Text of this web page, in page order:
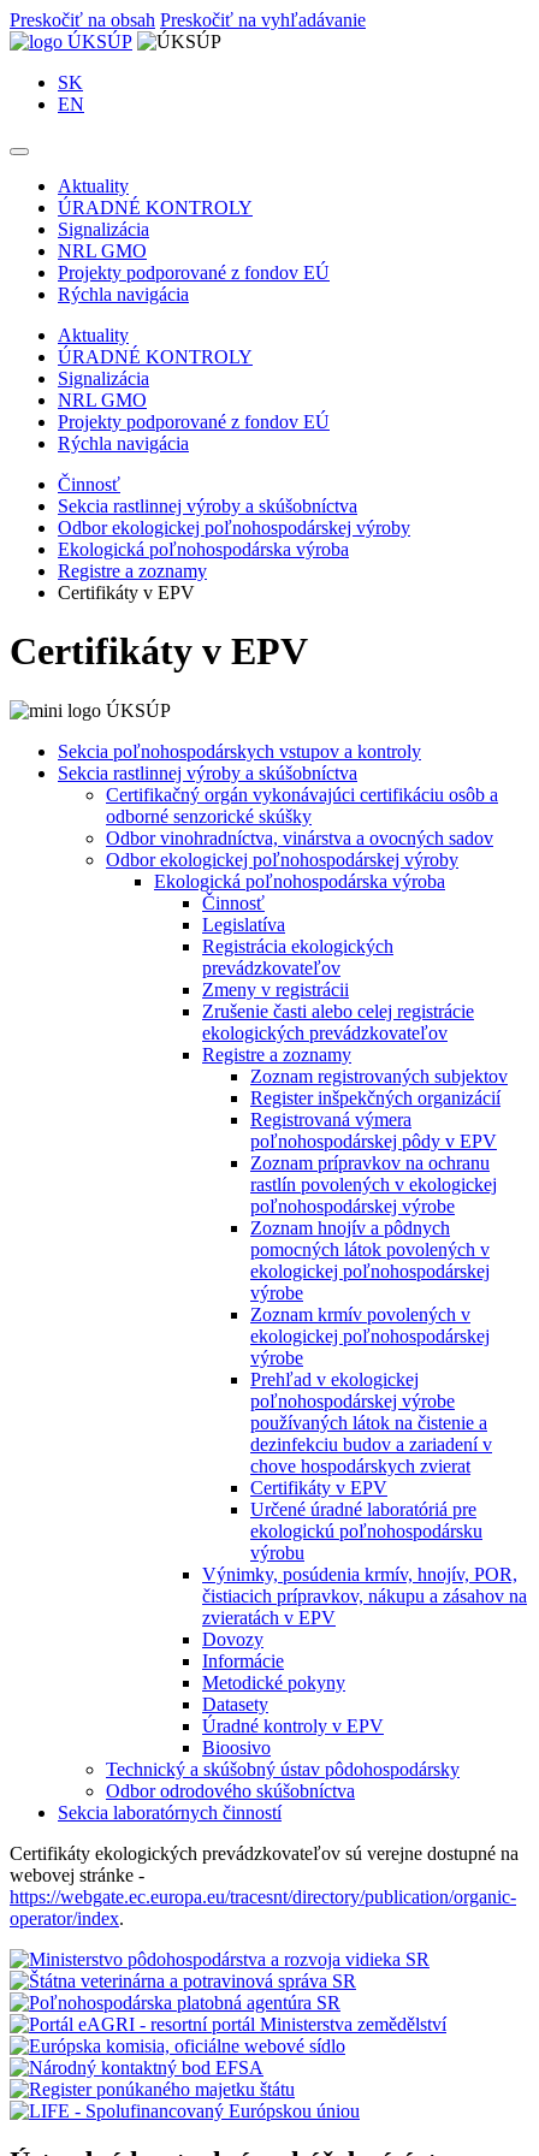
Preskočiť na obsah Preskočiť na vyhľadávanie
SK
EN
Aktuality
ÚRADNÉ KONTROLY
Signalizácia
NRL GMO
Projekty podporované z fondov EÚ
Rýchla navigácia
Aktuality
ÚRADNÉ KONTROLY
Signalizácia
NRL GMO
Projekty podporované z fondov EÚ
Rýchla navigácia
Činnosť
Sekcia rastlinnej výroby a skúšobníctva
Odbor ekologickej poľnohospodárskej výroby
Ekologická poľnohospodárska výroba
Registre a zoznamy
Certifikáty v EPV
Certifikáty v EPV
Sekcia poľnohospodárskych vstupov a kontroly
Sekcia rastlinnej výroby a skúšobníctva
Certifikačný orgán vykonávajúci certifikáciu osôb a
odborné senzorické skúšky
Odbor vinohradníctva, vinárstva a ovocných sadov
Odbor ekologickej poľnohospodárskej výroby
Ekologická poľnohospodárska výroba
Činnosť
Legislatíva
Registrácia ekologických
prevádzkovateľov
Zmeny v registrácii
Zrušenie časti alebo celej registrácie
ekologických prevádzkovateľov
Registre a zoznamy
Zoznam registrovaných subjektov
Register inšpekčných organizácií
Registrovaná výmera
poľnohospodárskej pôdy v EPV
Zoznam prípravkov na ochranu
rastlín povolených v ekologickej
poľnohospodárskej výrobe
Zoznam hnojív a pôdnych
pomocných látok povolených v
ekologickej poľnohospodárskej
výrobe
Zoznam krmív povolených v
ekologickej poľnohospodárskej
výrobe
Prehľad v ekologickej
poľnohospodárskej výrobe
používaných látok na čistenie a
dezinfekciu budov a zariadení v
chove hospodárskych zvierat
Certifikáty v EPV
Určené úradné laboratóriá pre
ekologickú poľnohospodársku
výrobu
Výnimky, posúdenia krmív, hnojív, POR,
čistiacich prípravkov, nákupu a zásahov na
zvieratách v EPV
Dovozy
Informácie
Metodické pokyny
Datasety
Úradné kontroly v EPV
Bioosivo
Technický a skúšobný ústav pôdohospodársky
Odbor odrodového skúšobníctva
Sekcia laboratórnych činností
Certifikáty ekologických prevádzkovateľov sú verejne dostupné na
webovej stránke -
https://webgate.ec.europa.eu/tracesnt/directory/publication/organic-
operator/index.